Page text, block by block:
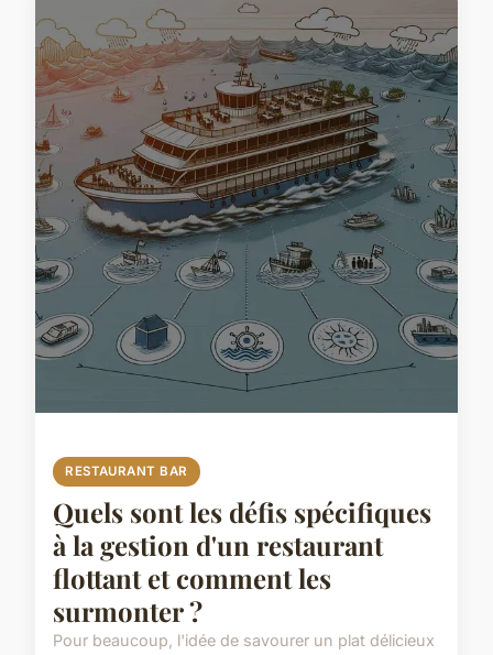
RESTAURANT BAR
Quels sont les défis spécifiques
à la gestion d'un restaurant
flottant et comment les
surmonter ?
Pour beaucoup, l'idée de savourer un plat délicieux